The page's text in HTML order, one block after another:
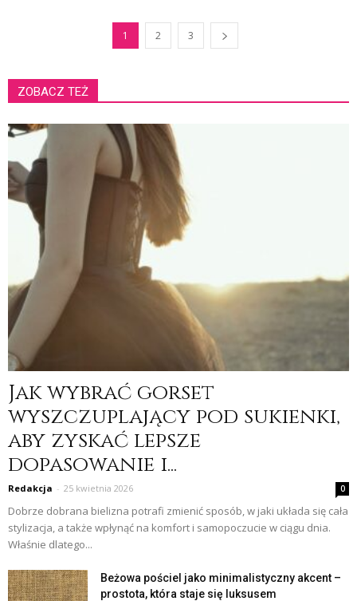
1 2 3
ZOBACZ TEŻ
Jak wybrać gorset
wyszczuplający pod sukienki,
aby zyskać lepsze
dopasowanie i...
Redakcja - 25 kwietnia 2026 0
Dobrze dobrana bielizna potrafi zmienić sposób, w jaki układa się cała
stylizacja, a także wpłynąć na komfort i samopoczucie w ciągu dnia.
Właśnie dlatego...
Beżowa pościel jako minimalistyczny akcent –
prostota, która staje się luksusem